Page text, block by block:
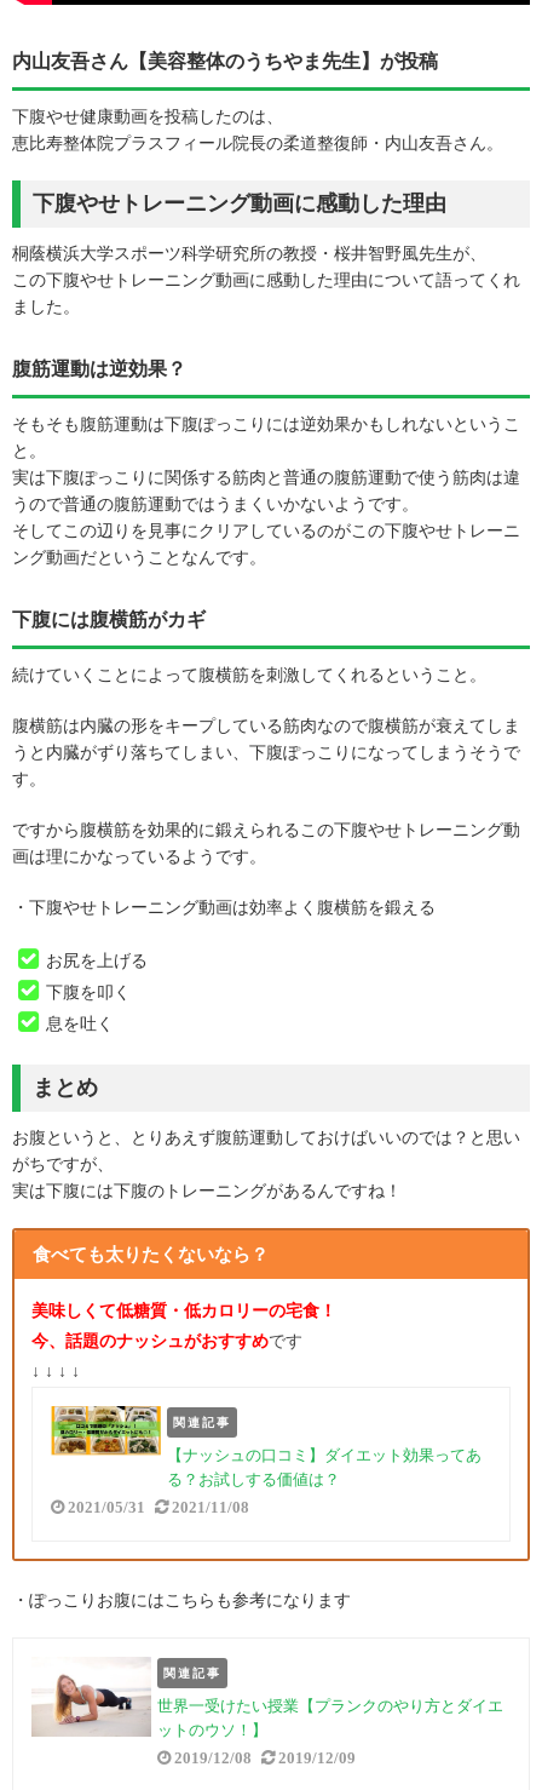
内山友吾さん【美容整体のうちやま先生】が投稿
下腹やせ健康動画を投稿したのは、
恵比寿整体院プラスフィール院長の柔道整復師・内山友吾さん。
下腹やせトレーニング動画に感動した理由
桐蔭横浜大学スポーツ科学研究所の教授・桜井智野風先生が、
この下腹やせトレーニング動画に感動した理由について語ってくれ
ました。
腹筋運動は逆効果？
そもそも腹筋運動は下腹ぽっこりには逆効果かもしれないというこ
と。
実は下腹ぽっこりに関係する筋肉と普通の腹筋運動で使う筋肉は違
うので普通の腹筋運動ではうまくいかないようです。
そしてこの辺りを見事にクリアしているのがこの下腹やせトレーニ
ング動画だということなんです。
下腹には腹横筋がカギ
続けていくことによって腹横筋を刺激してくれるということ。
腹横筋は内臓の形をキープしている筋肉なので腹横筋が衰えてしま
うと内臓がずり落ちてしまい、下腹ぽっこりになってしまうそうで
す。
ですから腹横筋を効果的に鍛えられるこの下腹やせトレーニング動
画は理にかなっているようです。
・下腹やせトレーニング動画は効率よく腹横筋を鍛える
お尻を上げる
下腹を叩く
息を吐く
まとめ
お腹というと、とりあえず腹筋運動しておけばいいのでは？と思い
がちですが、
実は下腹には下腹のトレーニングがあるんですね！
食べても太りたくないなら？
美味しくて低糖質・低カロリーの宅食！
今、話題のナッシュがおすすめです
↓ ↓ ↓ ↓
関連記事
【ナッシュの口コミ】ダイエット効果ってあ
る？お試しする価値は？
2021/05/31 2021/11/08
・ぽっこりお腹にはこちらも参考になります
関連記事
世界一受けたい授業【プランクのやり方とダイエ
ットのウソ！】
2019/12/08 2019/12/09